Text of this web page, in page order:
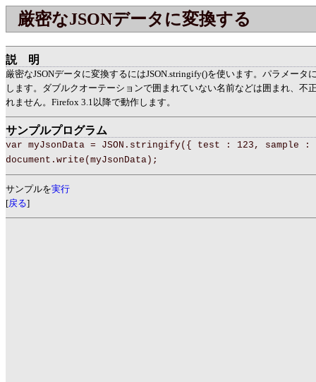
厳密なJSONデータに変換する
説明
厳密なJSONデータに変換するにはJSON.stringify()を使います。パラメータ
します。ダブルクオーテーションで囲まれていない名前などは囲まれ、不
れません。Firefox 3.1以降で動作します。
サンプルプログラム
var myJsonData = JSON.stringify({ test : 123, sample
document.write(myJsonData);
サンプルを実行
[戻る]